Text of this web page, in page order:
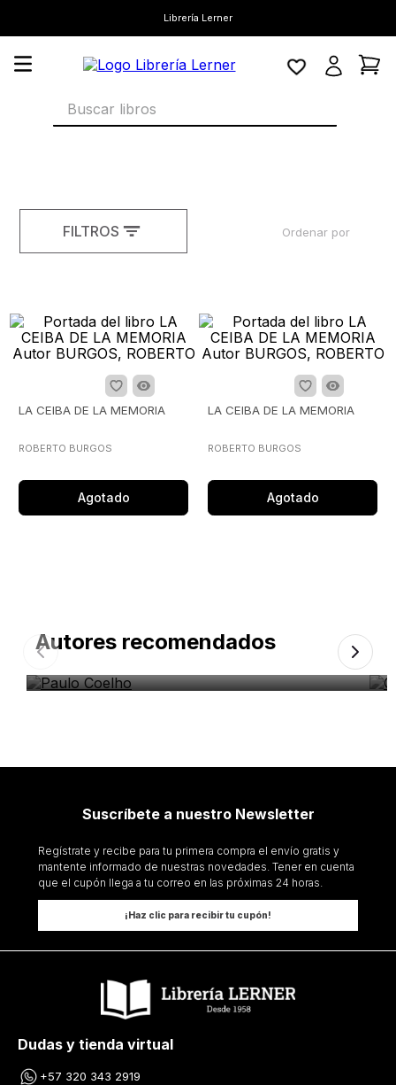
Librería Lerner
Buscar libros
FILTROS Ordenar por
LA CEIBA DE LA MEMORIA
ROBERTO BURGOS
Agotado
LA CEIBA DE LA MEMORIA
ROBERTO BURGOS
Agotado
Autores recomendados
Suscríbete a nuestro Newsletter
Regístrate y recibe para tu primera compra el envío gratis y
mantente informado de nuestras novedades. Tener en cuenta
que el cupón llega a tu correo en las próximas 24 horas.
¡Haz clic para recibir tu cupón!
Dudas y tienda virtual
+57 320 343 2919